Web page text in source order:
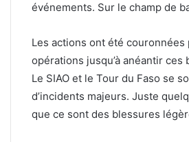
événements. Sur le champ de
Les actions ont été
opérations jusqu’à anéantir
Le SIAO et le Tour du Faso se
d’incidents majeurs. Juste
que ce sont des blessures